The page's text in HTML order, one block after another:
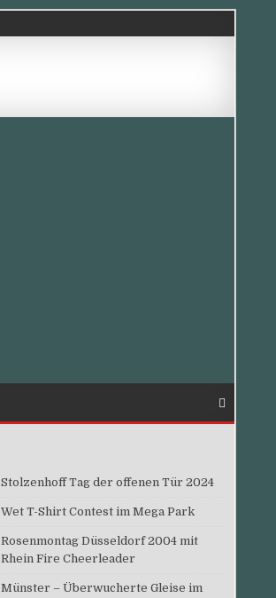
Stolzenhoff Tag der offenen Tür 2024
Wet T-Shirt Contest im Mega Park
Rosenmontag Düsseldorf 2004 mit
Rhein Fire Cheerleader
Münster – Überwucherte Gleise im